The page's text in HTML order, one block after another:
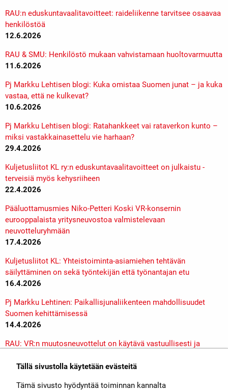
Tällä sivustolla käytetään evästeitä
Tämä sivusto hyödyntää toiminnan kannalta
RAU:n eduskuntavaalitavoitteet: raideliikenne tarvitsee osaavaa
henkilöstöä
12.6.2026
RAU & SMU: Henkilöstö mukaan vahvistamaan huoltovarmuutta
11.6.2026
Pj Markku Lehtisen blogi: Kuka omistaa Suomen junat – ja kuka
vastaa, että ne kulkevat?
10.6.2026
Pj Markku Lehtisen blogi: Ratahankkeet vai rataverkon kunto –
miksi vastakkainasettelu vie harhaan?
29.4.2026
Kuljetusliitot KL ry:n eduskuntavaalitavoitteet on julkaistu -
terveisiä myös kehysriiheen
22.4.2026
Pääluottamusmies Niko-Petteri Koski VR-konsernin
eurooppalaista yritysneuvostoa valmistelevaan
neuvotteluryhmään
17.4.2026
Kuljetusliitot KL: Yhteistoiminta-asiamiehen tehtävän
säilyttäminen on sekä työntekijän että työnantajan etu
16.4.2026
Pj Markku Lehtinen: Paikallisjunaliikenteen mahdollisuudet
Suomen kehittämisessä
14.4.2026
RAU: VR:n muutosneuvottelut on käytävä vastuullisesti ja
1.4.2026